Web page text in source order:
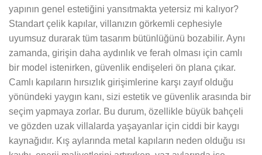
yapının genel estetiğini yansıtmakta yetersiz mi kalıyor?
Standart çelik kapılar, villanızın görkemli cephesiyle
uyumsuz durarak tüm tasarım bütünlüğünü bozabilir. Aynı
zamanda, girişin daha aydınlık ve ferah olması için camlı
bir model istenirken, güvenlik endişeleri ön plana çıkar.
Camlı kapıların hırsızlık girişimlerine karşı zayıf olduğu
yönündeki yaygın kanı, sizi estetik ve güvenlik arasında bir
seçim yapmaya zorlar. Bu durum, özellikle büyük bahçeli
ve gözden uzak villalarda yaşayanlar için ciddi bir kaygı
kaynağıdır. Kış aylarında metal kapıların neden olduğu ısı